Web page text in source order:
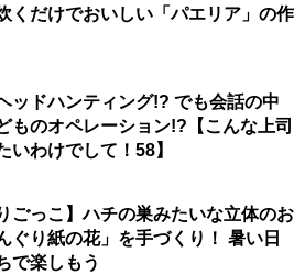
くだけでおいしい「パエリア」の作
ッドハンティング!? でも会話の中
ものオペレーション!?【こんな上司
いわけでして！58】
ごっこ】ハチの巣みたいな立体のお
ぐり紙の花」を手づくり！ 暑い日
で楽しもう